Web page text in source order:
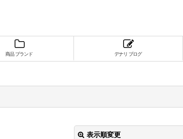
商品 ブランド デナリ ブログ
表示順変更